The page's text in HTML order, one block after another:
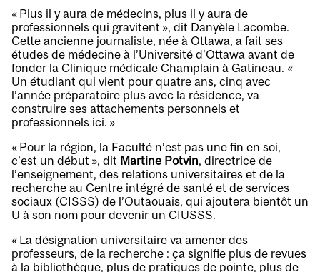
« Plus il y aura de médecins, plus il y aura de
professionnels qui gravitent », dit Danyèle Lacombe.
Cette ancienne journaliste, née à Ottawa, a fait ses
études de médecine à l’Université d’Ottawa avant de
fonder la Clinique médicale Champlain à Gatineau. «
Un étudiant qui vient pour quatre ans, cinq avec
l’année préparatoire plus avec la résidence, va
construire ses attachements personnels et
professionnels ici. »
« Pour la région, la Faculté n’est pas une fin en soi,
c’est un début », dit Martine Potvin, directrice de
l’enseignement, des relations universitaires et de la
recherche au Centre intégré de santé et de services
sociaux (CISSS) de l’Outaouais, qui ajoutera bientôt un
U à son nom pour devenir un CIUSSS.
« La désignation universitaire va amener des
professeurs, de la recherche : ça signifie plus de revues
à la bibliothèque, plus de pratiques de pointe, plus de